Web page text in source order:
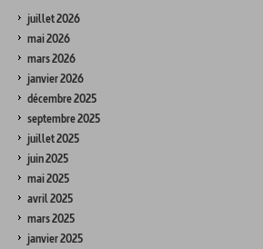
juillet 2026
mai 2026
mars 2026
janvier 2026
décembre 2025
septembre 2025
juillet 2025
juin 2025
mai 2025
avril 2025
mars 2025
janvier 2025